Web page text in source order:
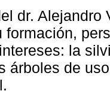
dr.
formación,
la
árboles de